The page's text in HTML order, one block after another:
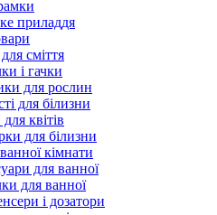
приладдя
сміття
і гачки
для рослин
для білизни
квітів
для білизни
кімнати
для ванної
для ванної
і дозатори